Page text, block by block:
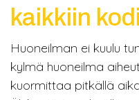
kaikkiin
Huoneilman ei kuulu
kylmä huoneilma
kuormittaa pitkällä